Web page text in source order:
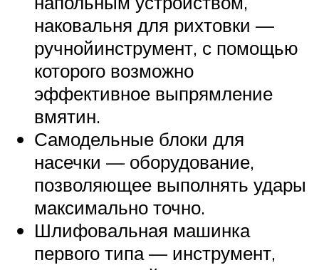
наковальня для рихтовки —
ручнойинструмент, с помощью
которого возможно
эффективное выпрямление
вмятин.
Самодельные блоки для
насечки — оборудование,
позволяющее выполнять удары
максимально точно.
Шлифовальная машинка
первого типа — инструмент,